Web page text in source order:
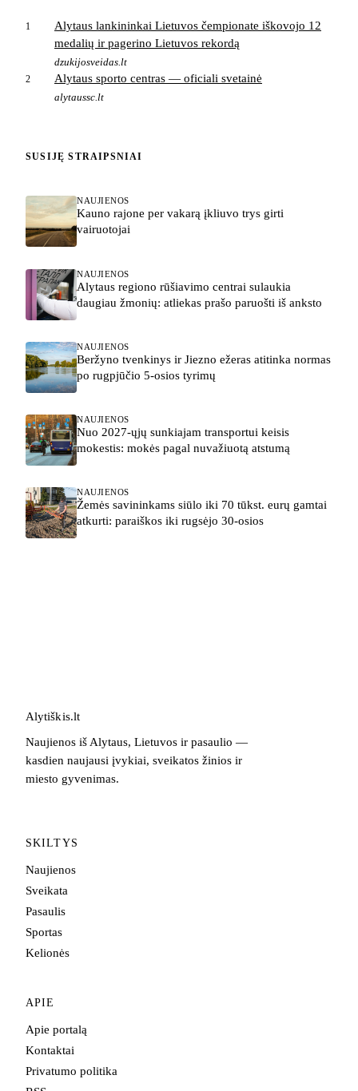
1
Alytaus lankininkai Lietuvos čempionate iškovojo 12
medalių ir pagerino Lietuvos rekordą
dzukijosveidas.lt
2 Alytaus sporto centras — oficiali svetainė
alytaussc.lt
SUSIJĘ STRAIPSNIAI
NAUJIENOS
Kauno rajone per vakarą įkliuvo trys girti
vairuotojai
NAUJIENOS
Alytaus regiono rūšiavimo centrai sulaukia
daugiau žmonių: atliekas prašo paruošti iš anksto
NAUJIENOS
Beržyno tvenkinys ir Jiezno ežeras atitinka normas
po rugpjūčio 5-osios tyrimų
NAUJIENOS
Nuo 2027-ųjų sunkiajam transportui keisis
mokestis: mokės pagal nuvažiuotą atstumą
NAUJIENOS
Žemės savininkams siūlo iki 70 tūkst. eurų gamtai
atkurti: paraiškos iki rugsėjo 30-osios
Alytiškis.lt
Naujienos iš Alytaus, Lietuvos ir pasaulio —
kasdien naujausi įvykiai, sveikatos žinios ir
miesto gyvenimas.
SKILTYS
Naujienos
Sveikata
Pasaulis
Sportas
Kelionės
APIE
Apie portalą
Kontaktai
Privatumo politika